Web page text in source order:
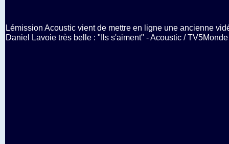
Lémission Acoustic vient de mettre en ligne une ancienne
Daniel Lavoie très belle : "Ils s'aiment" - Acoustic / TV5Monde